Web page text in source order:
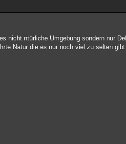
nicht ntürliche Umgebung sondern nur
Natur die es nur noch viel zu selten gibt